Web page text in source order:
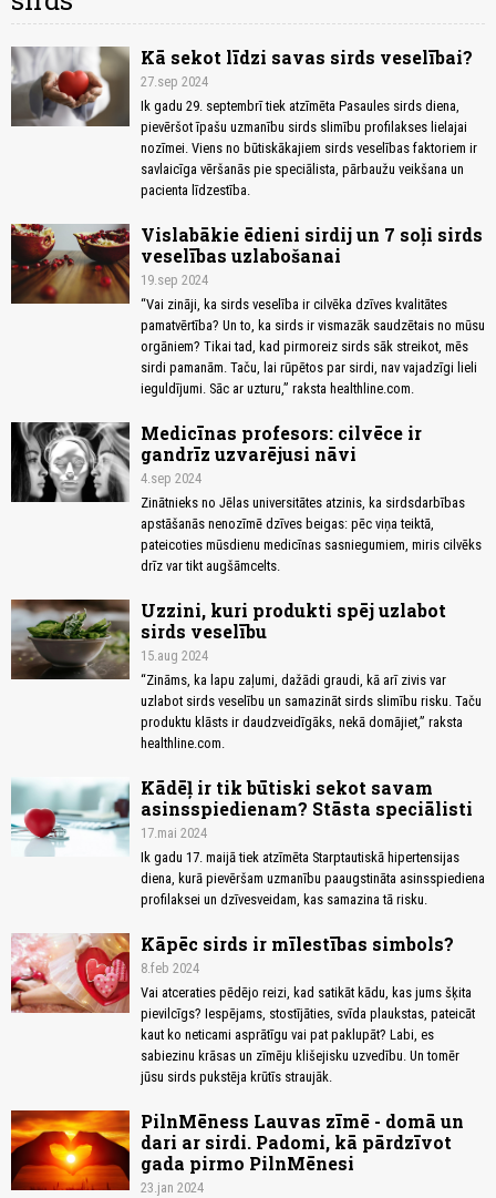
Kā sekot līdzi savas sirds veselībai?
27.sep 2024
Ik gadu 29. septembrī tiek atzīmēta Pasaules sirds diena,
pievēršot īpašu uzmanību sirds slimību profilakses lielajai
nozīmei. Viens no būtiskākajiem sirds veselības faktoriem ir
savlaicīga vēršanās pie speciālista, pārbaužu veikšana un
pacienta līdzestība.
Vislabākie ēdieni sirdij un 7 soļi sirds
veselības uzlabošanai
19.sep 2024
“Vai zināji, ka sirds veselība ir cilvēka dzīves kvalitātes
pamatvērtība? Un to, ka sirds ir vismazāk saudzētais no mūsu
orgāniem? Tikai tad, kad pirmoreiz sirds sāk streikot, mēs
sirdi pamanām. Taču, lai rūpētos par sirdi, nav vajadzīgi lieli
ieguldījumi. Sāc ar uzturu,” raksta healthline.com.
Medicīnas profesors: cilvēce ir
gandrīz uzvarējusi nāvi
4.sep 2024
Zinātnieks no Jēlas universitātes atzinis, ka sirdsdarbības
apstāšanās nenozīmē dzīves beigas: pēc viņa teiktā,
pateicoties mūsdienu medicīnas sasniegumiem, miris cilvēks
drīz var tikt augšāmcelts.
Uzzini, kuri produkti spēj uzlabot
sirds veselību
15.aug 2024
“Zināms, ka lapu zaļumi, dažādi graudi, kā arī zivis var
uzlabot sirds veselību un samazināt sirds slimību risku. Taču
produktu klāsts ir daudzveidīgāks, nekā domājiet,” raksta
healthline.com.
Kādēļ ir tik būtiski sekot savam
asinsspiedienam? Stāsta speciālisti
17.mai 2024
Ik gadu 17. maijā tiek atzīmēta Starptautiskā hipertensijas
diena, kurā pievēršam uzmanību paaugstināta asinsspiediena
profilaksei un dzīvesveidam, kas samazina tā risku.
Kāpēc sirds ir mīlestības simbols?
8.feb 2024
Vai atceraties pēdējo reizi, kad satikāt kādu, kas jums šķita
pievilcīgs? Iespējams, stostījāties, svīda plaukstas, pateicāt
kaut ko neticami asprātīgu vai pat paklupāt? Labi, es
sabiezinu krāsas un zīmēju klišejisku uzvedību. Un tomēr
jūsu sirds pukstēja krūtīs straujāk.
PilnMēness Lauvas zīmē - domā un
dari ar sirdi. Padomi, kā pārdzīvot
gada pirmo PilnMēnesi
23.jan 2024